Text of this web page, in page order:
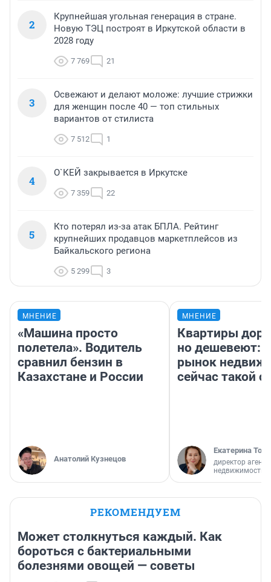
2
Крупнейшая угольная генерация в стране.
Новую ТЭЦ построят в Иркутской области в
2028 году
7 769 21
3
Освежают и делают моложе: лучшие стрижки
для женщин после 40 — топ стильных
вариантов от стилиста
7 512 1
4
О`КЕЙ закрывается в Иркутске
7 359 22
5
Кто потерял из-за атак БПЛА. Рейтинг
крупнейших продавцов маркетплейсов из
Байкальского региона
5 299 3
МНЕНИЕ
«Машина просто
полетела». Водитель
сравнил бензин в
Казахстане и России
Анатолий Кузнецов
МНЕНИЕ
Квартиры
но дешевеют:
рынок
сейчас такой
Екатерина
директор
недвижимости
РЕКОМЕНДУЕМ
Может столкнуться каждый. Как
бороться с бактериальными
болезнями овощей — советы